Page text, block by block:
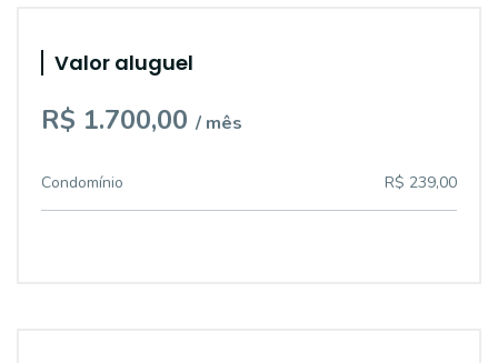
Valor aluguel
R$ 1.700,00 / mês
Condomínio R$ 239,00